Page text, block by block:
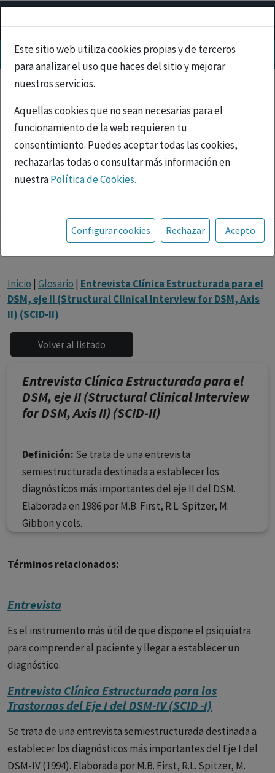
Este sitio web utiliza cookies propias y de terceros
para analizar el uso que haces del sitio y mejorar
nuestros servicios.
Aquellas cookies que no sean necesarias para el
funcionamiento de la web requieren tu
consentimiento. Puedes aceptar todas las cookies,
rechazarlas todas o consultar más información en
nuestraPolítica de Cookies.
Toda la información incluida en la Página Web está
referida a productos del mercado español y, por
tanto, dirigida a profesionales sanitarios legalmente
facultados para prescribir o dispensar medicamentos
con ejercicio profesional. La información técnica de los
fármacos se facilita a título meramente informativo,
siendo responsabilidad de los profesionales
caso concreto, el tratamiento más adecuado a las
necesidades del paciente.
Configurar cookies Rechazar Acepto
Inicio | Glosario | Entrevista Clínica Estructurada para el
DSM, eje II (Structural Clinical Interview for DSM, Axis
II) (SCID-II)
Entrevista Clínica Estructurada para el
DSM, eje II (Structural Clinical Interview
for DSM, Axis II) (SCID-II)
Definición: Se trata de una entrevista
semiestructurada destinada a establecer los
diagnósticos más importantes del eje II del DSM.
Elaborada en 1986 por M.B. First, R.L. Spitzer, M.
Gibbon y cols.
Términos relacionados:
Entrevista
Es el instrumento más útil de que dispone el psiquiatra
para comprender al paciente y llegar a establecer un
diagnóstico.
Entrevista Clínica Estructurada para los
Trastornos del Eje I del DSM-IV (SCID -I)
Se trata de una entrevista semiestructurada destinada a
establecer los diagnósticos más importantes del Eje I del
DSM-IV (1994). Elaborada por M.B. First, R.L. Spitzer, M.